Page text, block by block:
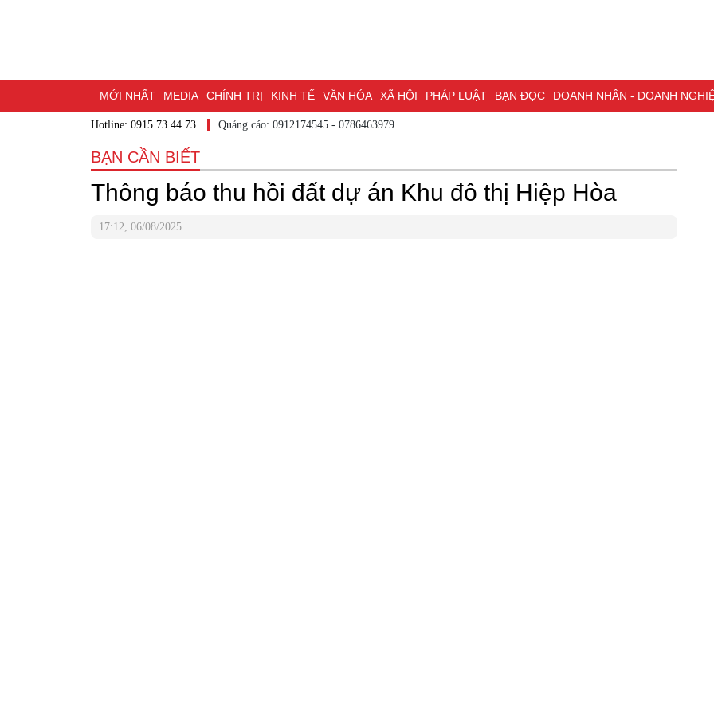
MỚI NHẤT MEDIA CHÍNH TRỊ KINH TẾ VĂN HÓA XÃ HỘI PHÁP LUẬT BẠN ĐỌC DOANH NHÂN - DOANH NGHIỆP
DU LỊCH - ẨM THỰC CHUYỂN ĐỔI SỐ THỂ THAO ĐỒNG NAI & NGHỊ QUYẾT 57
BẠN CẦN BIẾT CHẠM 95 - KHÁM PHÁ ĐỒNG NAI
NHỊP CẦU NHÂN ÁI THÀNH PHỐ ĐỒNG NAI
Hotline: 0915.73.44.73 Quảng cáo: 0912174545 - 0786463979
BẠN CẦN BIẾT
Thông báo thu hồi đất dự án Khu đô thị Hiệp Hòa
17:12, 06/08/2025